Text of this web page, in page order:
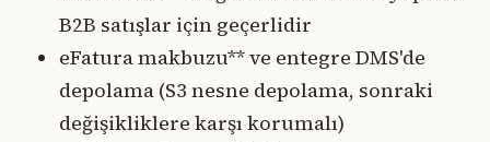
B2B satışlar için geçerlidir
eFatura makbuzu** ve entegre DMS'de
depolama (S3 nesne depolama, sonraki
değişikliklere karşı korumalı)